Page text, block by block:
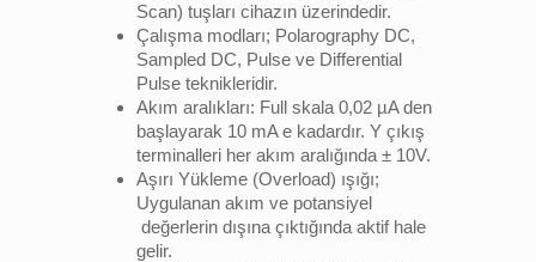
Scan) tuşları cihazın üzerindedir.
Çalışma modları; Polarography DC,
Sampled DC, Pulse ve Differential
Pulse teknikleridir.
Akım aralıkları: Full skala 0,02 µA den
başlayarak 10 mA e kadardır. Y çıkış
terminalleri her akım aralığında ± 10V.
Aşırı Yükleme (Overload) ışığı;
Uygulanan akım ve potansiyel
değerlerin dışına çıktığında aktif hale
gelir.